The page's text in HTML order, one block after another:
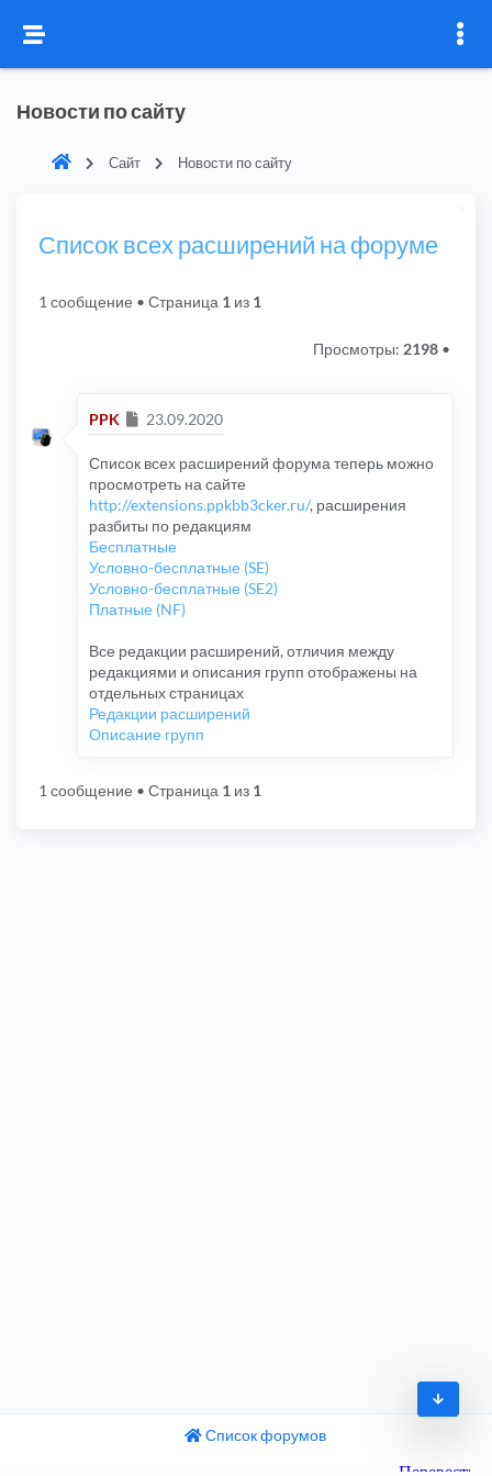
Новости по сайту
Сайт Новости по сайту
Список всех расширений на форуме
1 сообщение • Страница 1 из 1
Просмотры: 2198 •
PPK Сообщение
23.09.2020
Список всех расширений форума теперь можно
просмотреть на сайте
http://extensions.ppkbb3cker.ru/, расширения
разбиты по редакциям
Бесплатные
Условно-бесплатные (SE)
Условно-бесплатные (SE2)
Платные (NF)
Все редакции расширений, отличия между
редакциями и описания групп отображены на
отдельных страницах
Редакции расширений
Описание групп
1 сообщение • Страница 1 из 1
Список форумов